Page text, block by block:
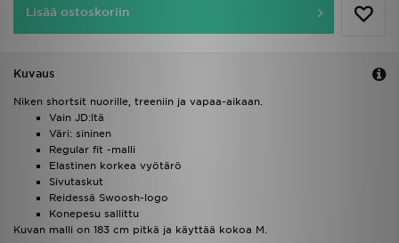
Lisää ostoskoriin
Kuvaus
Niken shortsit nuorille, treeniin ja vapaa-aikaan.
Vain JD:ltä
Väri: sininen
Regular fit -malli
Elastinen korkea vyötärö
Sivutaskut
Reidessä Swoosh-logo
Konepesu sallittu
Kuvan malli on 183 cm pitkä ja käyttää kokoa M.